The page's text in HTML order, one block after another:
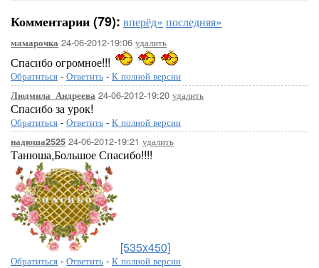
Комментарии (79): вперёд» последняя»
мамарочка 24-06-2012-19:06 удалить
Спасибо огромное!!!
Обратиться - Ответить - К полной версии
Людмила_Андреева 24-06-2012-19:20 удалить
Спасибо за урок!
Обратиться - Ответить - К полной версии
надюша2525 24-06-2012-19:21 удалить
Танюша,Большое Спасибо!!!!
[535x450]
Обратиться - Ответить - К полной версии